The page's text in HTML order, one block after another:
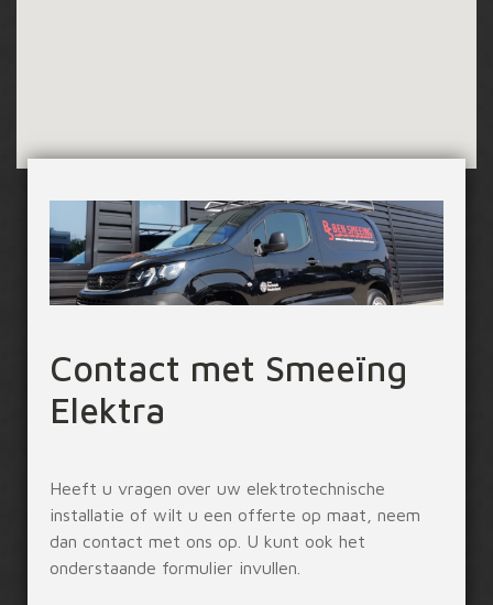
Contact met Smeeïng
Elektra
Heeft u vragen over uw elektrotechnische
installatie of wilt u een offerte op maat, neem
dan contact met ons op. U kunt ook het
onderstaande formulier invullen.